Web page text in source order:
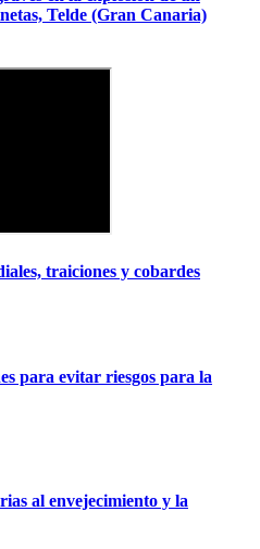
Telde (Gran Canaria)
traiciones y cobardes
para evitar riesgos para la
al envejecimiento y la